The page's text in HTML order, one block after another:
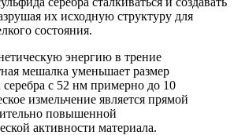
их исходную структуру для
состояния.
энергию в трение
мешалка уменьшает размер
серебра с 52 нм примерно до 10
измельчение является прямой
повышенной
активности материала.